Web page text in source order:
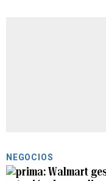
NEGOCIOS
Walmart